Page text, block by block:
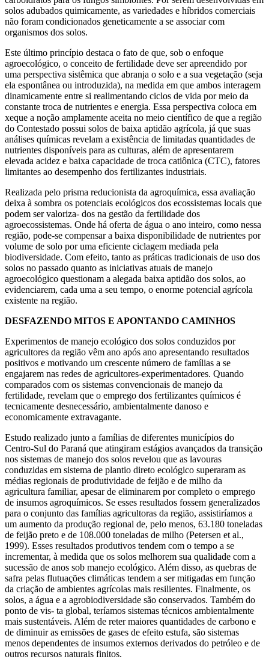
solos adubados quimicamente, as variedades e híbridos comerciais
não foram condicionados geneticamente a se associar com
organismos dos solos.
Este último princípio destaca o fato de que, sob o enfoque
agroecológico, o conceito de fertilidade deve ser apreendido por
uma perspectiva sistêmica que abranja o solo e a sua vegetação (seja
ela espontânea ou introduzida), na medida em que ambos interagem
dinamicamente entre si realimentando ciclos de vida por meio da
constante troca de nutrientes e energia. Essa perspectiva coloca em
xeque a noção amplamente aceita no meio científico de que a região
do Contestado possui solos de baixa aptidão agrícola, já que suas
análises químicas revelam a existência de limitadas quantidades de
nutrientes disponíveis para as culturas, além de apresentarem
elevada acidez e baixa capacidade de troca catiônica (CTC), fatores
limitantes ao desempenho dos fertilizantes industriais.
Realizada pelo prisma reducionista da agroquímica, essa avaliação
deixa à sombra os potenciais ecológicos dos ecossistemas locais que
podem ser valoriza- dos na gestão da fertilidade dos
agroecossistemas. Onde há oferta de água o ano inteiro, como nessa
região, pode-se compensar a baixa disponibilidade de nutrientes por
volume de solo por uma eficiente ciclagem mediada pela
biodiversidade. Com efeito, tanto as práticas tradicionais de uso dos
solos no passado quanto as iniciativas atuais de manejo
agroecológico questionam a alegada baixa aptidão dos solos, ao
evidenciarem, cada uma a seu tempo, o enorme potencial agrícola
existente na região.
DESFAZENDO MITOS E APONTANDO CAMINHOS
Experimentos de manejo ecológico dos solos conduzidos por
agricultores da região vêm ano após ano apresentando resultados
positivos e motivando um crescente número de famílias a se
engajarem nas redes de agricultores-experimentadores. Quando
comparados com os sistemas convencionais de manejo da
fertilidade, revelam que o emprego dos fertilizantes químicos é
tecnicamente desnecessário, ambientalmente danoso e
economicamente extravagante.
Estudo realizado junto a famílias de diferentes municípios do
Centro-Sul do Paraná que atingiram estágios avançados da transição
nos sistemas de manejo dos solos revelou que as lavouras
conduzidas em sistema de plantio direto ecológico superaram as
médias regionais de produtividade de feijão e de milho da
agricultura familiar, apesar de eliminarem por completo o emprego
de insumos agroquímicos. Se esses resultados fossem generalizados
para o conjunto das famílias agricultoras da região, assistiríamos a
um aumento da produção regional de, pelo menos, 63.180 toneladas
de feijão preto e de 108.000 toneladas de milho (Petersen et al.,
1999). Esses resultados produtivos tendem com o tempo a se
incrementar, à medida que os solos melhorem sua qualidade com a
sucessão de anos sob manejo ecológico. Além disso, as quebras de
safra pelas flutuações climáticas tendem a ser mitigadas em função
da criação de ambientes agrícolas mais resilientes. Finalmente, os
solos, a água e a agrobiodiversidade são conservados. Também do
ponto de vis- ta global, teríamos sistemas técnicos ambientalmente
mais sustentáveis. Além de reter maiores quantidades de carbono e
de diminuir as emissões de gases de efeito estufa, são sistemas
menos dependentes de insumos externos derivados do petróleo e de
outros recursos naturais finitos.